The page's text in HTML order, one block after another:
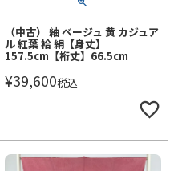
（中古） 紬 ベージュ 黄 カジュア
ル 紅葉 袷 絹【身丈】
157.5cm【裄丈】66.5cm
¥39,600税込